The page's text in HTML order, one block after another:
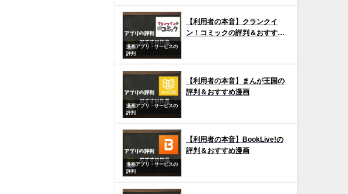
漫画アプリ・サービスの
評判
【利用者の本音】クランクイ
ン！コミックの評判＆おすすめ
漫画アプリ・サービスの
評判
【利用者の本音】まんが王国の
評判＆おすすめ漫画
漫画アプリ・サービスの
評判
【利用者の本音】BookLive!の
評判＆おすすめ漫画